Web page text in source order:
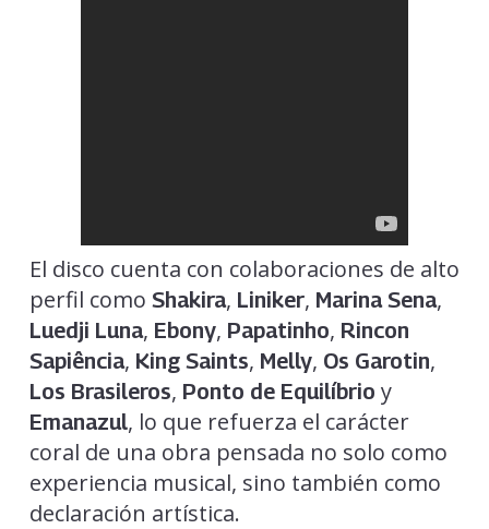
El disco cuenta con colaboraciones de alto
perfil como Shakira, Liniker, Marina Sena,
Luedji Luna, Ebony, Papatinho, Rincon
Sapiência, King Saints, Melly, Os Garotin,
Los Brasileros, Ponto de Equilíbrio y
Emanazul, lo que refuerza el carácter
coral de una obra pensada no solo como
experiencia musical, sino también como
declaración artística.